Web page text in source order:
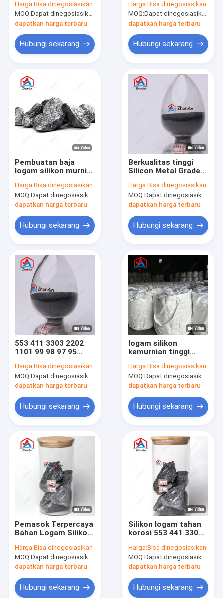
Produk
Tampilan VR
Tentang kami
Tur Pabrik
Hubungi kami
Berita
paduan ferro silikon
Bubuk Silikon Ferro
Ferro silikon Terak
Logam silikon
Ferro Silikon Magnesium
Ferro silikon Barium
Pembuatan
Baja/Refractory/Power
Metallurgy
Harga:Bisa dinegosiasikan
MOQ:Dapat dinegosiasikan
dapatkan harga terbaru
Hubungi sekarang
Harga:Bisa dinegosiasikan
MOQ:Dapat dinegosiasikan
dapatkan harga terbaru
Hubungi sekarang
Pembuatan baja
logam silikon murni
Harga:Bisa dinegosiasikan
MOQ:Dapat dinegosiasikan
dapatkan harga terbaru
Hubungi sekarang
Berkualitas tinggi
Silicon Metal Grade
Harga:Bisa dinegosiasikan
MOQ:Dapat dinegosiasikan
dapatkan harga terbaru
Hubungi sekarang
553 411 3303 2202
1101 99 98 97 95
Harga:Bisa dinegosiasikan
MOQ:Dapat dinegosiasikan
dapatkan harga terbaru
Hubungi sekarang
logam silikon
kemurnian tinggi
pembuatan baja
Harga:Bisa dinegosiasikan
MOQ:Dapat dinegosiasikan
dapatkan harga terbaru
Hubungi sekarang
Pemasok Terpercaya
Bahan Logam Silikon
Industri
Harga:Bisa dinegosiasikan
MOQ:Dapat dinegosiasikan
dapatkan harga terbaru
Hubungi sekarang
Silikon logam tahan
korosi 553 441 3303
baja
Harga:Bisa dinegosiasikan
MOQ:Dapat dinegosiasikan
dapatkan harga terbaru
Hubungi sekarang